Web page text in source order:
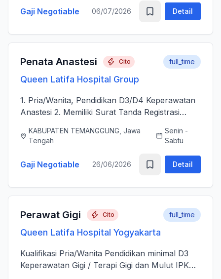
masyarakat. Kami mencari dokter yang memiliki
k...
Gaji Negotiable 06/07/2026 Detail
Penata Anastesi Cito
Queen Latifa Hospital Group
full_time
1. Pria/Wanita, Pendidikan D3/D4 Keperawatan
Anastesi 2. Memiliki Surat Tanda Registrasi
kepenataan anestesi sebelum, selama, dan
sesudah Tindakan Operasi 3....
KABUPATEN TEMANGGUNG, Jawa
Tengah
Senin -
Sabtu
Gaji Negotiable 26/06/2026 Detail
Perawat Gigi Cito
Queen Latifa Hospital Yogyakarta
full_time
Kualifikasi Pria/Wanita Pendidikan minimal D3
Keperawatan Gigi / Terapi Gigi dan Mulut IPK